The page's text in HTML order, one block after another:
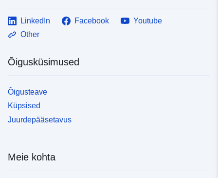
LinkedIn Facebook
Youtube
Other
Õigusküsimused
Õigusteave
Küpsised
Juurdepääsetavus
Meie kohta